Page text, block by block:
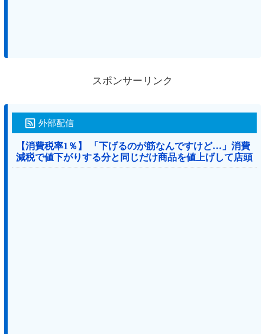
スポンサーリンク
外部配信
【消費税率1％】 「下げるのが筋なんですけど…」消費
減税で値下がりする分と同じだけ商品を値上げして店頭
価格を変えない店も